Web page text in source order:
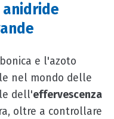
e l'azoto
nel mondo delle
dell'effervescenza
oltre a controllare